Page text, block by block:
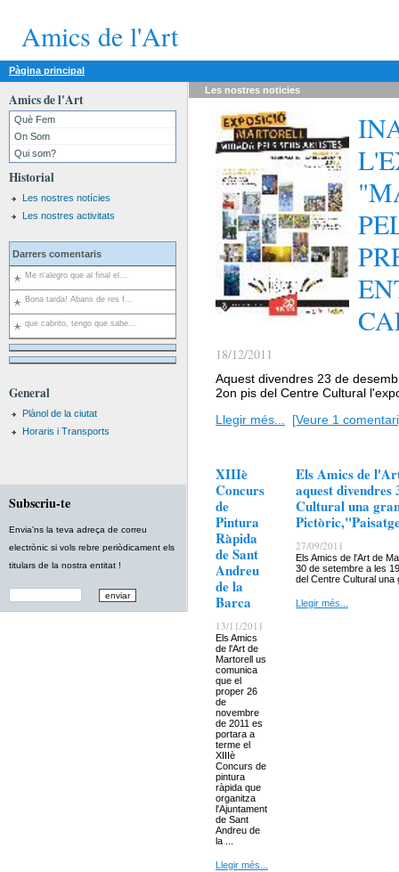
Amics de l'Art
Pàgina principal
Amics de l'Art
Què Fem
On Som
Qui som?
Historial
Les nostres notícies
Les nostres activitats
Darrers comentaris
Me n'alegro que al final el...
Bona tarda! Abans de res f...
que cabrito, tengo que sabe...
General
Plànol de la ciutat
Horaris i Transports
Subscriu-te
Envia'ns la teva adreça de correu
electrònic si vols rebre periòdicament els
titulars de la nostra entitat !
Les nostres noticies
18/12/2011
Aquest divendres 23 de
2on pis del Centre Cultural
Llegir més...
[Veure 1
XIIIè
Concurs
de
Pintura
Ràpida
de Sant
Andreu
de la
Barca
13/11/2011
Els Amics
de l'Art de
Martorell us
comunica
que el
proper 26
de
novembre
de 2011 es
portara a
terme el
XIIIè
Concurs de
pintura
ràpida que
organitza
l'Ajuntament
de Sant
Andreu de
la ...
Llegir més...
Els Amics de
aquest divendres
Cultural una
27/09/2011
Els Amics de l'Art de
30 de setembre a les
del Centre Cultural
Llegir més...